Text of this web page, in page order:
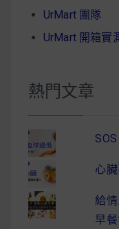
UrMart 團隊
UrMart 開箱實
熱門文章
心
給
早